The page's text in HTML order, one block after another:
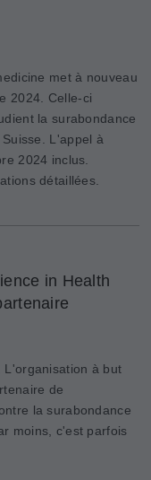
met à nouveau
2024. Celle-ci
la surabondance
L'appel à
2024 inclus.
détaillées.
in Health
L'organisation à but
de
la surabondance
moins, c'est parfois